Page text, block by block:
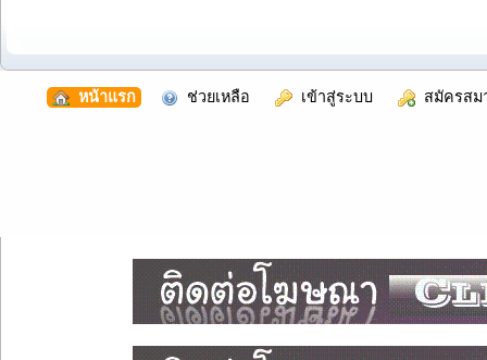
หน้าแรก ช่วยเหลือ เข้าสู่ระบบ สมัครสม